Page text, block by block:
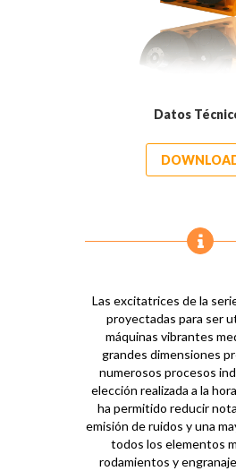
Datos
Las excitatrices de la
proyectadas para ser
máquinas vibrantes
grandes dimensiones
numerosos procesos
elección realizada a la
ha permitido reducir
emisión de ruidos y una
todos los elementos
rodamientos y